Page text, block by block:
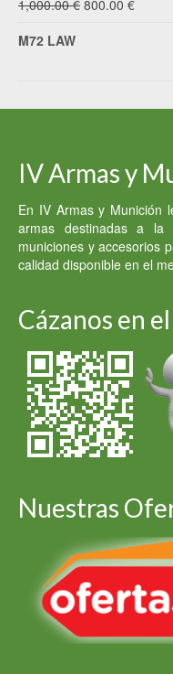
1,000.00€ El
1,000.00 €.
800.00 €El
M72 LAW
IV Armas y
En IV Armas y Munición
armas destinadas a
municiones y accesorios
calidad disponible en el
Cázanos en
Nuestras